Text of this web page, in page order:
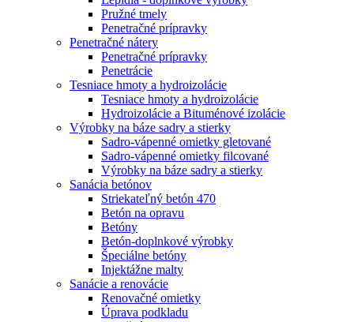
Pružné tmely
Penetračné prípravky
Penetračné nátery
Penetračné prípravky
Penetrácie
Tesniace hmoty a hydroizolácie
Tesniace hmoty a hydroizolácie
Hydroizolácie a Bituménové izolácie
Výrobky na báze sadry a stierky
Sadro-vápenné omietky gletované
Sadro-vápenné omietky filcované
Výrobky na báze sadry a stierky
Sanácia betónov
Striekateľný betón 470
Betón na opravu
Betóny
Betón-doplnkové výrobky
Špeciálne betóny
Injektážne malty
Sanácie a renovácie
Renovačné omietky
Úprava podkladu